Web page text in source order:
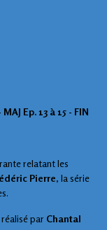
Ep. 13 à 15 - FIN
relatant les
Pierre, la série
réalisé par Chantal